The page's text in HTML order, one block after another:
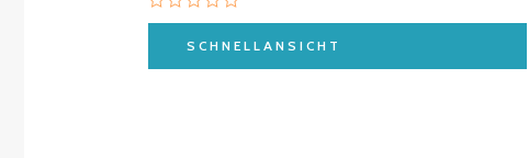
Bewertet
von
SCHNELLANSICHT